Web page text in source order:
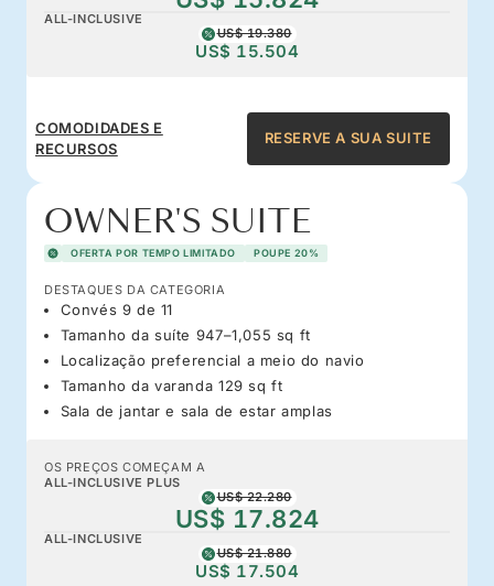
ALL-INCLUSIVE
US$ 19.380
US$ 15.504
COMODIDADES E
RECURSOS
RESERVE A SUA SUITE
OWNER'S SUITE
OFERTA POR TEMPO LIMITADO POUPE 20%
DESTAQUES DA CATEGORIA
Convés 9 de 11
Tamanho da suíte 947–1,055 sq ft
Localização preferencial a meio do navio
Tamanho da varanda 129 sq ft
Sala de jantar e sala de estar amplas
OS PREÇOS COMEÇAM A
ALL-INCLUSIVE PLUS
US$ 22.280
US$ 17.824
ALL-INCLUSIVE
US$ 21.880
US$ 17.504